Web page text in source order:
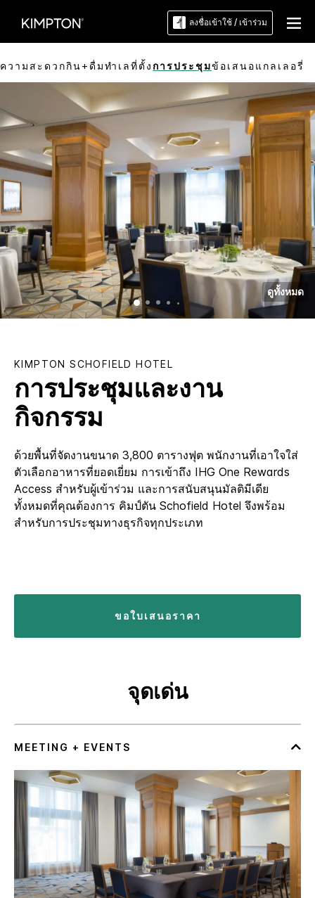
ลงชื่อเข้าใช้ / เข้าร่วม
วามสะดวกกิน+ดื่มทำเลที่ตั้งการประชุมข้อเสนอแกลเลอรี่
ดูทั้งหมด
KIMPTON SCHOFIELD HOTEL
การประชุมและงาน
กิจกรรม
ด้วยพื้นที่จัดงานขนาด 3,800 ตารางฟุต พนักงานที่เอาใจใส่
ตัวเลือกอาหารที่ยอดเยี่ยม การเข้าถึง IHG One Rewards
Access สำหรับผู้เข้าร่วม และการสนับสนุนมัลติมีเดีย
ทั้งหมดที่คุณต้องการ คิมป์ตัน Schofield Hotel จึงพร้อม
สำหรับการประชุมทางธุรกิจทุกประเภท
ขอใบเสนอราคา
จุดเด่น